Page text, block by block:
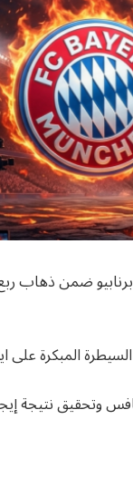
ضمن ذهاب
المبكرة على
وتحقيق نتيجة